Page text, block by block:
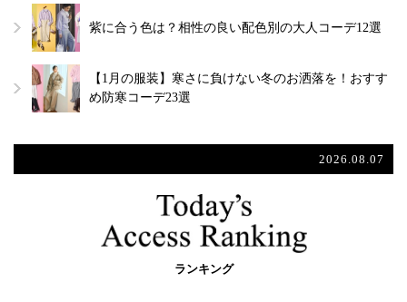
紫に合う色は？相性の良い配色別の大人コーデ12選
【1月の服装】寒さに負けない冬のお洒落を！おすす
め防寒コーデ23選
2026.08.07
ランキング